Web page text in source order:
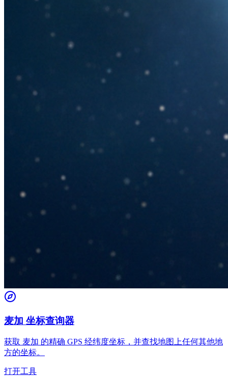
麦加 坐标查询器
获取 麦加 的精确 GPS 经纬度坐标，并查找地图上任何其他地
方的坐标。
打开工具